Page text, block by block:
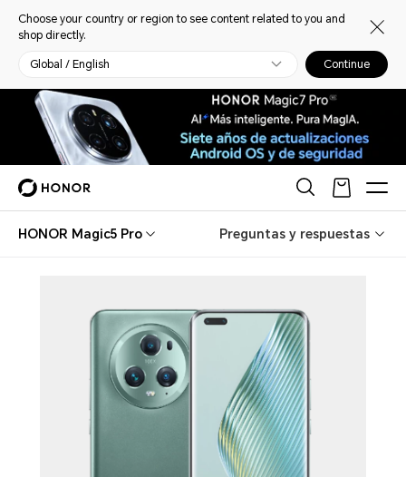
Choose your country or region to see content related to you and
shop directly.
Global / English Continue
HONOR Magic5 Pro Preguntas y respuestas